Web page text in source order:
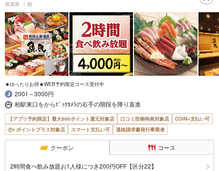
居酒屋 柏
★ゆったりお得★WEB予約限定コース受付中
2001～3000円
柏駅東口をからﾋﾞｯｸｶﾒﾗの右手の階段を降り直進
【アプリ予約限定】最大800ポイント還元対象店 口コミ投稿特典対象店
COIN+支払い可
ポイントプラス対象店
スマート支払い可 適格請求書発行事業者
クーポン コース
2時間食べ飲み放題お1人様につき200円OFF【区分22】